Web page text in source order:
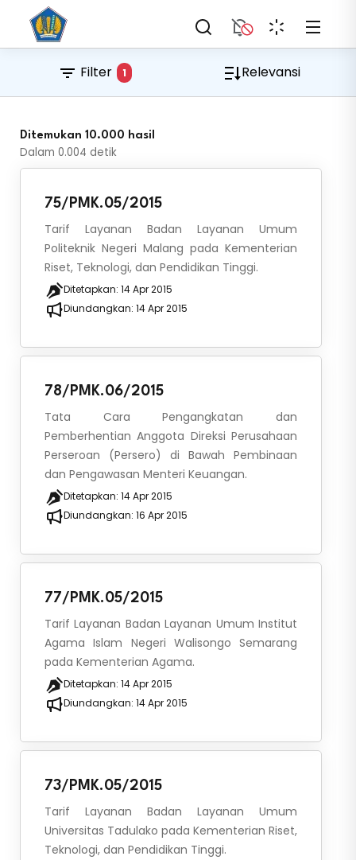
Filter 1 Relevansi
Ditemukan 10.000 hasil
Dalam 0.004 detik
75/PMK.05/2015
Tarif Layanan Badan Layanan Umum
Politeknik Negeri Malang pada Kementerian
Riset, Teknologi, dan Pendidikan Tinggi.
Ditetapkan: 14 Apr 2015
Diundangkan: 14 Apr 2015
78/PMK.06/2015
Tata Cara Pengangkatan dan
Pemberhentian Anggota Direksi Perusahaan
Perseroan (Persero) di Bawah Pembinaan
dan Pengawasan Menteri Keuangan.
Ditetapkan: 14 Apr 2015
Diundangkan: 16 Apr 2015
77/PMK.05/2015
Tarif Layanan Badan Layanan Umum Institut
Agama Islam Negeri Walisongo Semarang
pada Kementerian Agama.
Ditetapkan: 14 Apr 2015
Diundangkan: 14 Apr 2015
73/PMK.05/2015
Tarif Layanan Badan Layanan Umum
Universitas Tadulako pada Kementerian Riset,
Teknologi, dan Pendidikan Tinggi.